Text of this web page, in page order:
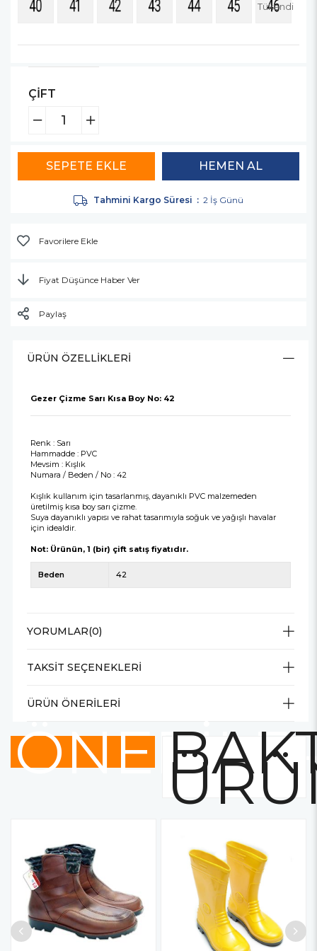
Tükendi
ÇİFT
Tahmini Kargo Süresi : 2 İş Günü
Favorilere Ekle
Fiyat Düşünce Haber Ver
Paylaş
ÜRÜN ÖZELLIKLERI
Gezer Çizme Sarı Kısa Boy No: 42
Renk : Sarı
Hammadde : PVC
Mevsim : Kışlık
Numara / Beden / No : 42
Kışlık kullanım için tasarlanmış, dayanıklı PVC malzemeden
üretilmiş kısa boy sarı çizme.
Suya dayanıklı yapısı ve rahat tasarımıyla soğuk ve yağışlı havalar
için idealdir.
Not: Ürünün, 1 (bir) çift satış fiyatıdır.
Beden 42
YORUMLAR(0)
TAKSIT SEÇENEKLERI
ÜRÜN ÖNERILERI